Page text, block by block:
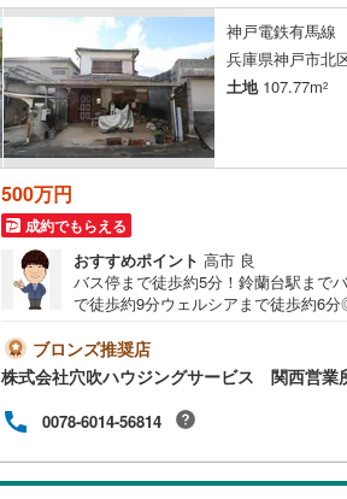
神戸電鉄有馬線
兵庫県神戸市北
土地107.77m2
500万円
成約でもらえる
おすすめポイント 高市 良
バス停まで徒歩約5分！鈴蘭台駅まで
で徒歩約9分ウェルシアまで徒歩約6
ブロンズ推奨店
株式会社穴吹ハウジングサービス 関西営業
0078-6014-56814